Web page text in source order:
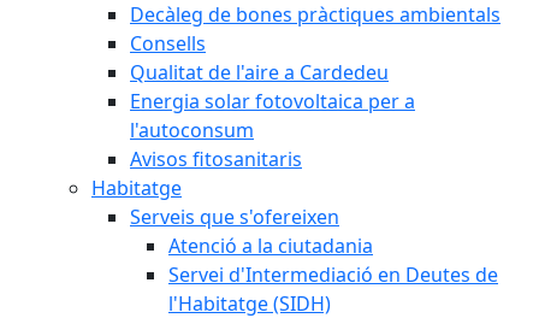
Decàleg de bones pràctiques ambientals
Consells
Qualitat de l'aire a Cardedeu
Energia solar fotovoltaica per a
l'autoconsum
Avisos fitosanitaris
Habitatge
Serveis que s'ofereixen
Atenció a la ciutadania
Servei d'Intermediació en Deutes de
l'Habitatge (SIDH)